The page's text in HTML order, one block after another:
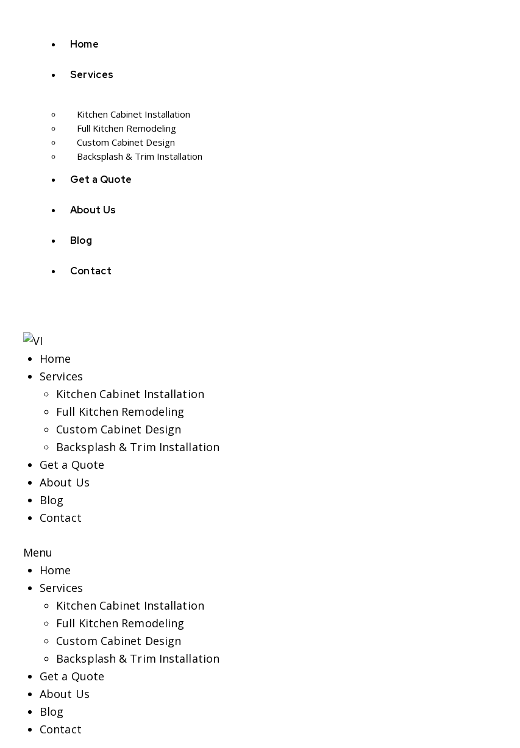
Home
Services
Kitchen Cabinet Installation
Full Kitchen Remodeling
Custom Cabinet Design
Backsplash & Trim Installation
Get a Quote
About Us
Blog
Contact
Home
Services
Kitchen Cabinet Installation
Full Kitchen Remodeling
Custom Cabinet Design
Backsplash & Trim Installation
Get a Quote
About Us
Blog
Contact
Menu
Home
Services
Kitchen Cabinet Installation
Full Kitchen Remodeling
Custom Cabinet Design
Backsplash & Trim Installation
Get a Quote
About Us
Blog
Contact